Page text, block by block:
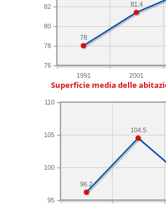
1991 2001
76
78
80
82 81.4
78
Superficie media delle
95
100
105
110
104.5
96.2